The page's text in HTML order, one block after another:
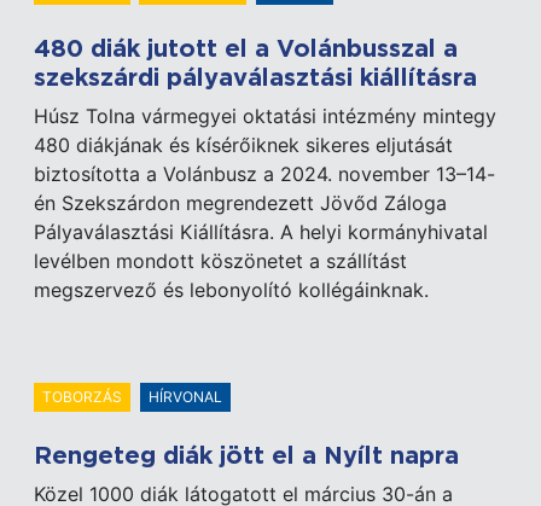
480 diák jutott el a Volánbusszal a
szekszárdi pályaválasztási kiállításra
Húsz Tolna vármegyei oktatási intézmény mintegy
480 diákjának és kísérőiknek sikeres eljutását
biztosította a Volánbusz a 2024. november 13–14-
én Szekszárdon megrendezett Jövőd Záloga
Pályaválasztási Kiállításra. A helyi kormányhivatal
levélben mondott köszönetet a szállítást
megszervező és lebonyolító kollégáinknak.
TOBORZÁS HÍRVONAL
Rengeteg diák jött el a Nyílt napra
Közel 1000 diák látogatott el március 30-án a